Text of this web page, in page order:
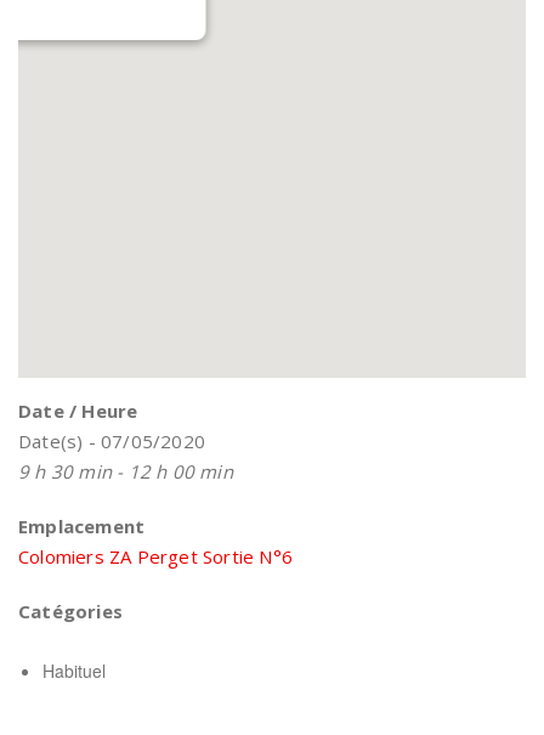
Date / Heure
Date(s) - 07/05/2020
9 h 30 min - 12 h 00 min
Emplacement
Colomiers ZA Perget Sortie N°6
Catégories
Habituel